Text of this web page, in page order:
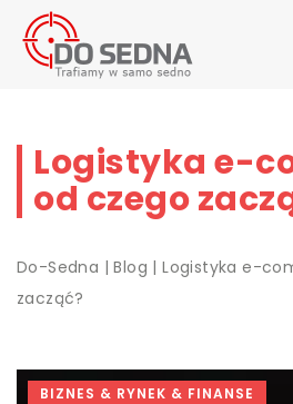
Logistyka e-
od czego
Do-Sedna |Blog |Logistyka e-
zacząć?
BIZNES & RYNEK & FINANSE